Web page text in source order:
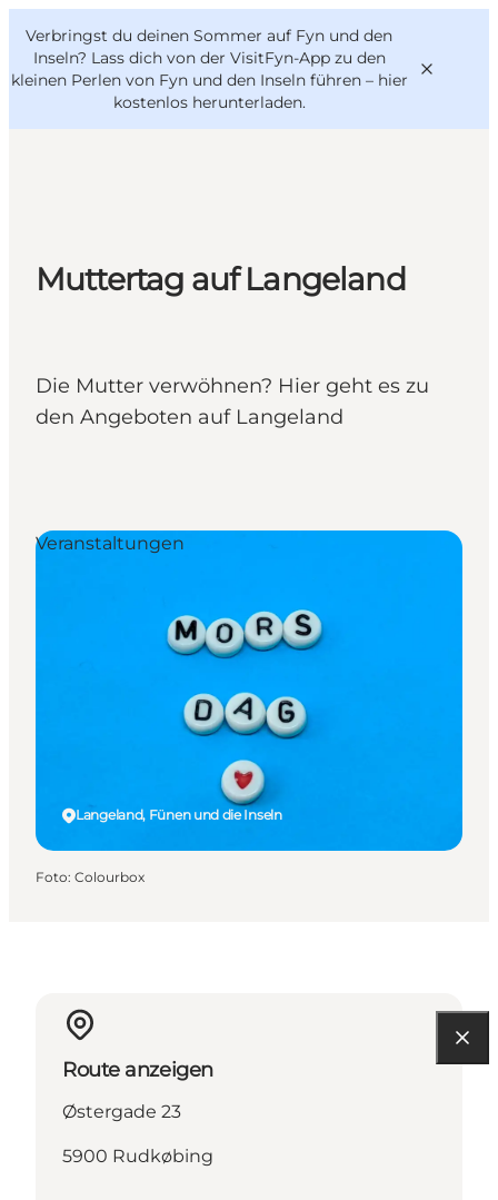
Verbringst du deinen Sommer auf Fyn und den
Inseln? Lass dich von der VisitFyn-App zu den
kleinen Perlen von Fyn und den Inseln führen – hier
kostenlos herunterladen.
Outdoor & bike
Essen & trinken
VisitFyn
Deutsch
Muttertag auf Langeland
Die Mutter verwöhnen? Hier geht es zu
den Angeboten auf Langeland
Langeland, Fünen und die Inseln
Veranstaltungen
Foto: Colourbox
Route anzeigen
Østergade 23
5900 Rudkøbing